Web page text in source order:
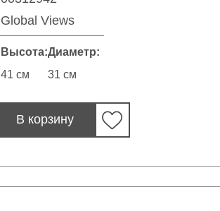
Global Views
Высота:
41 см
Диаметр:
31 см
В корзину